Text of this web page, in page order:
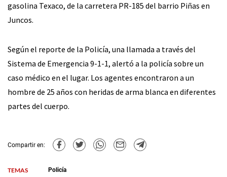
gasolina Texaco, de la carretera PR-185 del barrio Piñas en
Juncos.
Según el reporte de la Policía, una llamada a través del
Sistema de Emergencia 9-1-1, alertó a la policía sobre un
caso médico en el lugar. Los agentes encontraron a un
hombre de 25 años con heridas de arma blanca en diferentes
partes del cuerpo.
Compartir en:
TEMAS Policía